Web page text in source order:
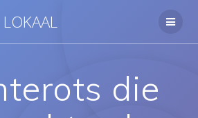
naar
LOKAAL
die